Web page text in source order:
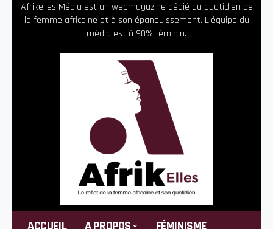
Afrikelles Média est un webmagazine dédié au quotidien de
la femme africaine et à son épanouissement. L’équipe du
média est à 90% féminin.